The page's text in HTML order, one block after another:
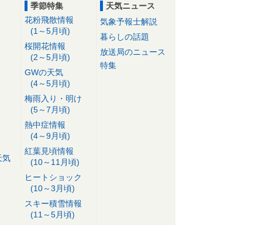
気
季節特集
花粉飛散情報
(1～5月頃)
桜開花情報
(2～5月頃)
GWの天気
(4～5月頃)
梅雨入り・明け
(5～7月頃)
熱中症情報
(4～9月頃)
紅葉見頃情報
(10～11月頃)
ヒートショック
(10～3月頃)
スキー積雪情報
(11～5月頃)
天気ニュース
気象予報士解説
暮らしの話題
放送局のニュース
特集